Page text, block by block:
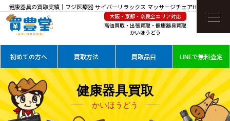
健康器具の買取実績｜フジ医療器 サイバーリラックス マッサージチェアH57 [AS-2100]
2021年製を高価買取
大阪・京都・奈良全エリア対応
高価買取・出張買取・健康器具買取
かいほうどう
初めての方へ 買取方法 買取品目 LINEで無料査定
健康器具買取
かいほうどう